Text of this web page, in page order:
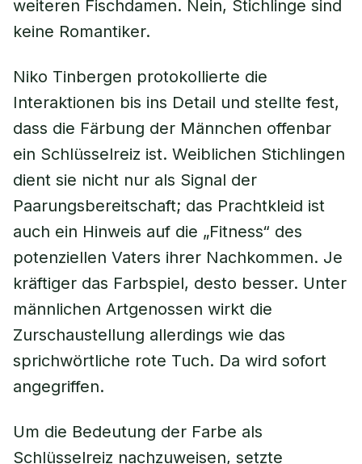
weiteren Fischdamen. Nein, Stichlinge sind
keine Romantiker.
Niko Tinbergen protokollierte die
Interaktionen bis ins Detail und stellte fest,
dass die Färbung der Männchen offenbar
ein Schlüsselreiz ist. Weiblichen Stichlingen
dient sie nicht nur als Signal der
Paarungsbereitschaft; das Prachtkleid ist
auch ein Hinweis auf die „Fitness“ des
potenziellen Vaters ihrer Nachkommen. Je
kräftiger das Farbspiel, desto besser. Unter
männlichen Artgenossen wirkt die
Zurschaustellung allerdings wie das
sprichwörtliche rote Tuch. Da wird sofort
angegriffen.
Um die Bedeutung der Farbe als
Schlüsselreiz nachzuweisen, setzte